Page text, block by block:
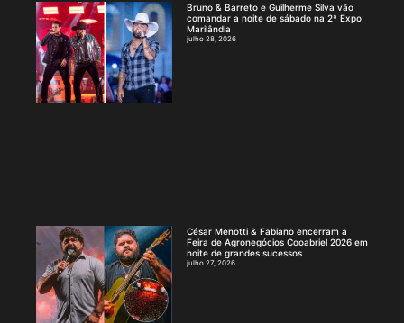
Bruno & Barreto e Guilherme Silva vão
comandar a noite de sábado na 2ª Expo
Marilândia
julho 28, 2026
César Menotti & Fabiano encerram a
Feira de Agronegócios Cooabriel 2026 em
noite de grandes sucessos
julho 27, 2026